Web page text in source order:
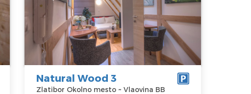
Zlatibor
Lokacija:
Zlatibor
Okolno mesto
Adresa:
Vlaovina BB
Cena85 €
Gosti:
2
Kvadratura :25
m2
Struktura :
Studio
Natural Wood 3
Zlatibor Okolno mesto ~ Vlaovina BB